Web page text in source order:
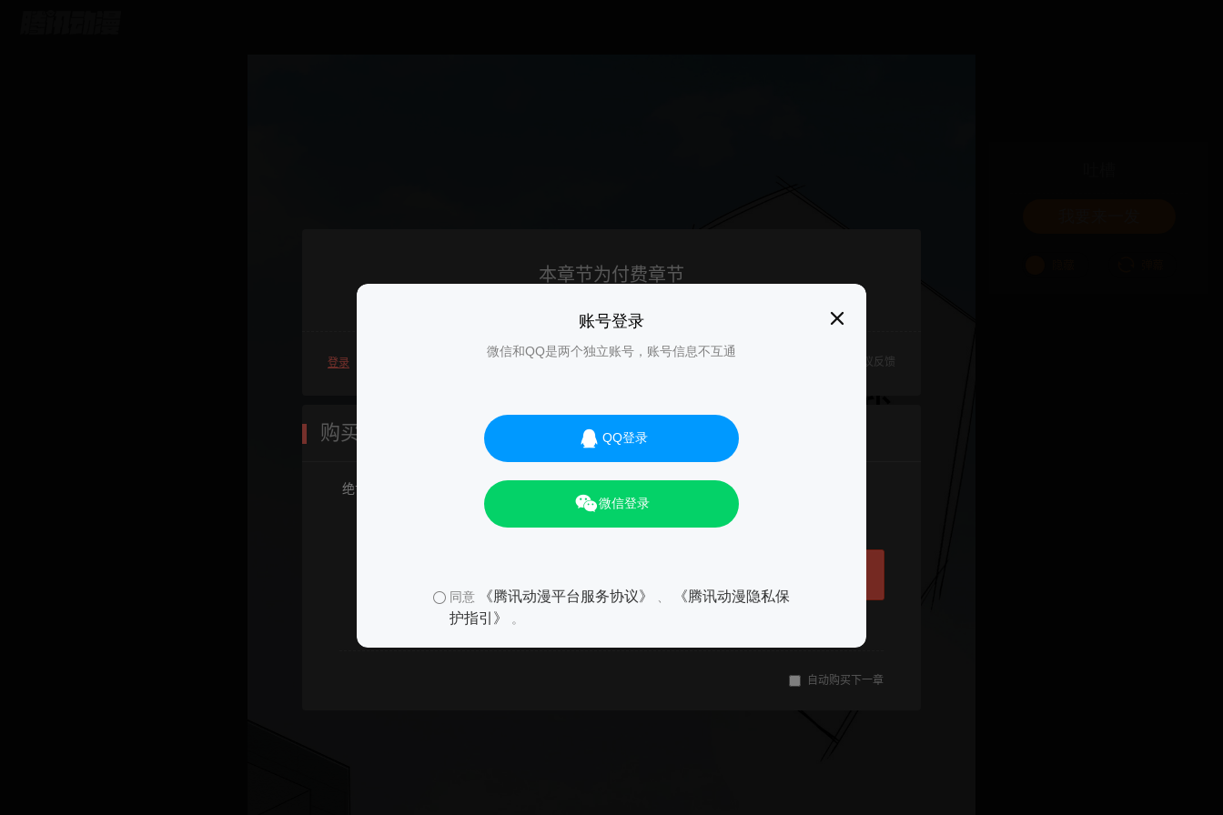
账号登录
微信和QQ是两个独立账号，账号信息不互通
QQ登录
微信登录
同意 《腾讯动漫平台服务协议》
《腾讯动漫隐私保
护指引》
。